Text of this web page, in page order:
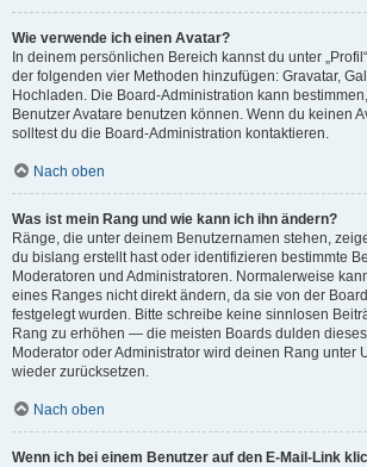
Wie verwende ich einen Avatar?
In deinem persönlichen Bereich kannst du unter
der folgenden vier Methoden hinzufügen: Gravatar,
Hochladen. Die Board-Administration kann
Benutzer Avatare benutzen können. Wenn du keinen
solltest du die Board-Administration kontaktieren.
Nach oben
Was ist mein Rang und wie kann ich ihn ändern?
Ränge, die unter deinem Benutzernamen stehen,
du bislang erstellt hast oder identifizieren bestimmte
Moderatoren und Administratoren. Normalerweise
eines Ranges nicht direkt ändern, da sie von der
festgelegt wurden. Bitte schreibe keine sinnlosen
Rang zu erhöhen — die meisten Boards dulden
Moderator oder Administrator wird deinen Rang unter
wieder zurücksetzen.
Nach oben
Wenn ich bei einem Benutzer auf den E-Mail-Link